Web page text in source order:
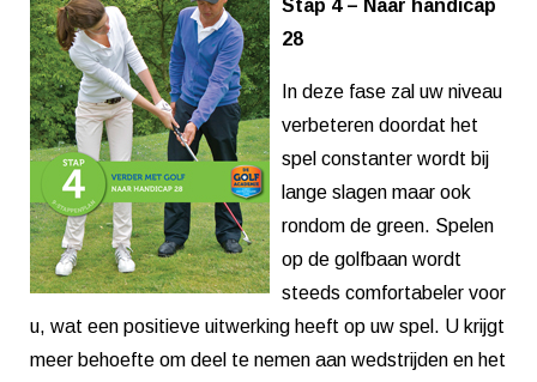
Stap 4 – Naar handicap
28
In deze fase zal uw niveau
verbeteren doordat het
spel constanter wordt bij
lange slagen maar ook
rondom de green. Spelen
op de golfbaan wordt
steeds comfortabeler voor
u, wat een positieve uitwerking heeft op uw spel. U krijgt
meer behoefte om deel te nemen aan wedstrijden en het